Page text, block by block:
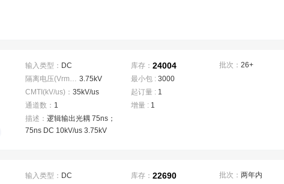
输入类型 ： DC
隔离电压(Vrms)：3.75kV
CMTI(kV/us) ： 35kV/us
通道数 ： 1
描述： 逻辑输出光耦 75ns；
75ns DC 10kV/us 3.75kV
库存：24004
最小包 :3000
起订量 : 1
增量 : 1
批次： 26+
输入类型 ： DC
库存：22690 批次： 两年内